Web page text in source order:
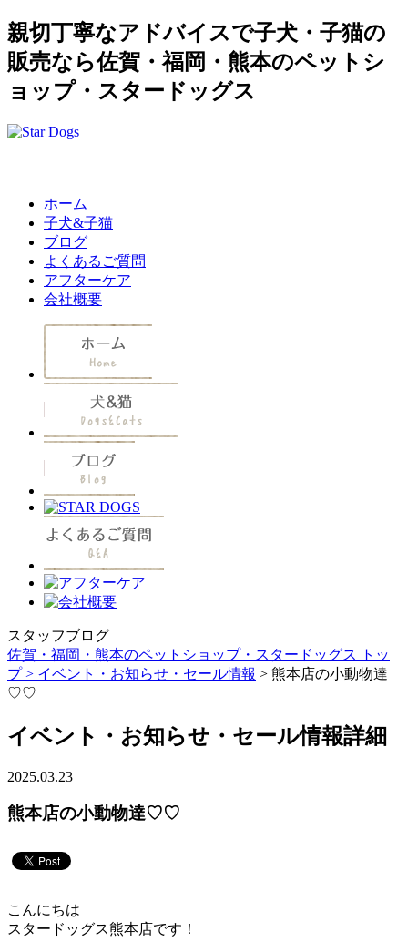
親切丁寧なアドバイスで子犬・子猫の
販売なら佐賀・福岡・熊本のペットシ
ョップ・スタードッグス
ホーム
子犬&子猫
ブログ
よくあるご質問
アフターケア
会社概要
スタッフブログ
佐賀・福岡・熊本のペットショップ・スタードッグス トッ
プ > イベント・お知らせ・セール情報 > 熊本店の小動物達
♡♡
イベント・お知らせ・セール情報詳細
2025.03.23
熊本店の小動物達♡♡
こんにちは
スタードッグス熊本店です！